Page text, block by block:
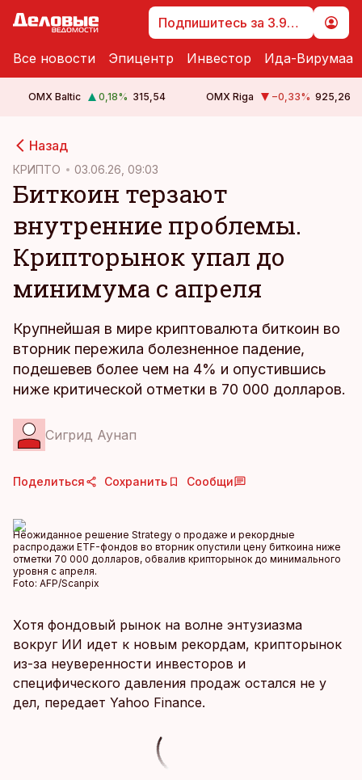
Подпишитесь за 3.99 €
Все новости Эпицентр Инвестор Ида-Вирумаа
OMX Baltic 0,18% 315,54 OMX Riga −0,33% 925,26
Назад
КРИПТО 03.06.26, 09:03
Биткоин терзают
внутренние проблемы.
Крипторынок упал до
минимума с апреля
Крупнейшая в мире криптовалюта биткоин во
вторник пережила болезненное падение,
подешевев более чем на 4% и опустившись
ниже критической отметки в 70 000 долларов.
Сигрид Аунап
Поделиться Сохранить Сообщи
Неожиданное решение Strategy о продаже и рекордные
распродажи ETF-фондов во вторник опустили цену биткоина ниже
отметки 70 000 долларов, обвалив крипторынок до минимального
уровня с апреля.
Foto: AFP/Scanpix
Хотя фондовый рынок на волне энтузиазма
вокруг ИИ идет к новым рекордам, крипторынок
из-за неуверенности инвесторов и
специфического давления продаж остался не у
дел, передает Yahoo Finance.